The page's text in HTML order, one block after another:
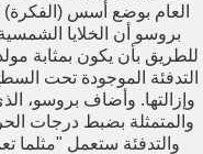
ٍSoha Khaled
العام بوضع أسس (الفكرة)
بروسو أن الخلايا
للطريق بأن يكون بمثابة
التدفئة الموجودة تحت
وإزالتها. وأضاف بروسو،
والمتمثلة بضبط درجات
والتدفئة ستعمل "مثلما